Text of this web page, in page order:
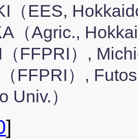
（EES,
（Agric.,
FFPRI）,
FFPRI）,
Univ.）
]